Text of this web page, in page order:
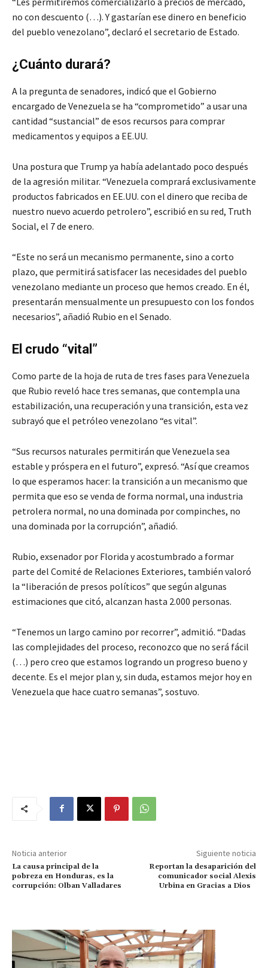
no con descuento (…). Y gastarían ese dinero en beneficio
del pueblo venezolano”, declaró el secretario de Estado.
¿Cuánto durará?
A la pregunta de senadores, indicó que el Gobierno
encargado de Venezuela se ha “comprometido” a usar una
cantidad “sustancial” de esos recursos para comprar
medicamentos y equipos a EE.UU.
Una postura que Trump ya había adelantado poco después
de la agresión militar. “Venezuela comprará exclusivamente
productos fabricados en EE.UU. con el dinero que reciba de
nuestro nuevo acuerdo petrolero”, escribió en su red, Truth
Social, el 7 de enero.
“Este no será un mecanismo permanente, sino a corto
plazo, que permitirá satisfacer las necesidades del pueblo
venezolano mediante un proceso que hemos creado. En él,
presentarán mensualmente un presupuesto con los fondos
necesarios”, añadió Rubio en el Senado.
El crudo “vital”
Como parte de la hoja de ruta de tres fases para Venezuela
que Rubio reveló hace tres semanas, que contempla una
estabilización, una recuperación y una transición, esta vez
subrayó que el petróleo venezolano “es vital”.
“Sus recursos naturales permitirán que Venezuela sea
estable y próspera en el futuro”, expresó. “Así que creamos
lo que esperamos hacer: la transición a un mecanismo que
permita que eso se venda de forma normal, una industria
petrolera normal, no una dominada por compinches, no
una dominada por la corrupción”, añadió.
Rubio, exsenador por Florida y acostumbrado a formar
parte del Comité de Relaciones Exteriores, también valoró
la “liberación de presos políticos” que según algunas
estimaciones que citó, alcanzan hasta 2.000 personas.
“Tenemos un largo camino por recorrer”, admitió. “Dadas
las complejidades del proceso, reconozco que no será fácil
(…) pero creo que estamos logrando un progreso bueno y
decente. Es el mejor plan y, sin duda, estamos mejor hoy en
Venezuela que hace cuatro semanas”, sostuvo.
Noticia anterior
La causa principal de la
pobreza en Honduras, es la
corrupción: Olban Valladares
Siguiente noticia
Reportan la desaparición del
comunicador social Alexis
Urbina en Gracias a Dios